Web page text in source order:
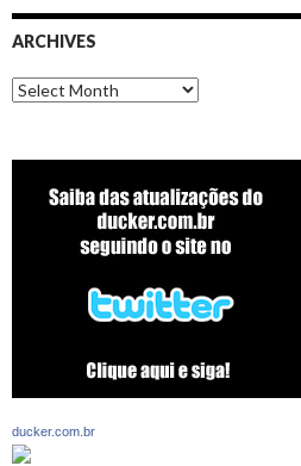
ARCHIVES
Archives
ducker.com.br